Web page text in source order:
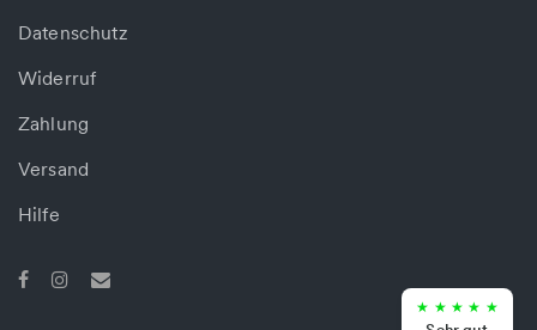
Datenschutz
Widerruf
Zahlung
Versand
Hilfe
★
★
★
★
★